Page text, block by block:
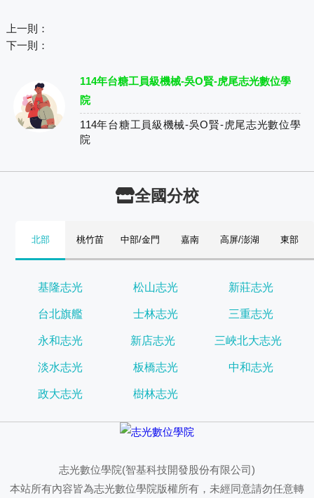
上一則：
下一則：
114年台糖工員級機械-吳O賢-虎尾志光數位學
院
114年台糖工員級機械-吳O賢-虎尾志光數位學
院
全國分校
北部 桃竹苗 中部/金門 嘉南 高屏/澎湖 東部
基隆志光 松山志光 新莊志光
台北旗艦 士林志光 三重志光
永和志光 新店志光 三峽北大志光
淡水志光 板橋志光 中和志光
政大志光 樹林志光
志光數位學院(智基科技開發股份有限公司)
本站所有內容皆為志光數位學院版權所有，未經同意請勿任意轉